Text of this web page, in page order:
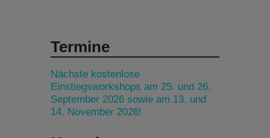
Termine
Nächste kostenlose
Einstiegsworkshops am 25. und 26.
September 2026 sowie am 13. und
14. November 2026!